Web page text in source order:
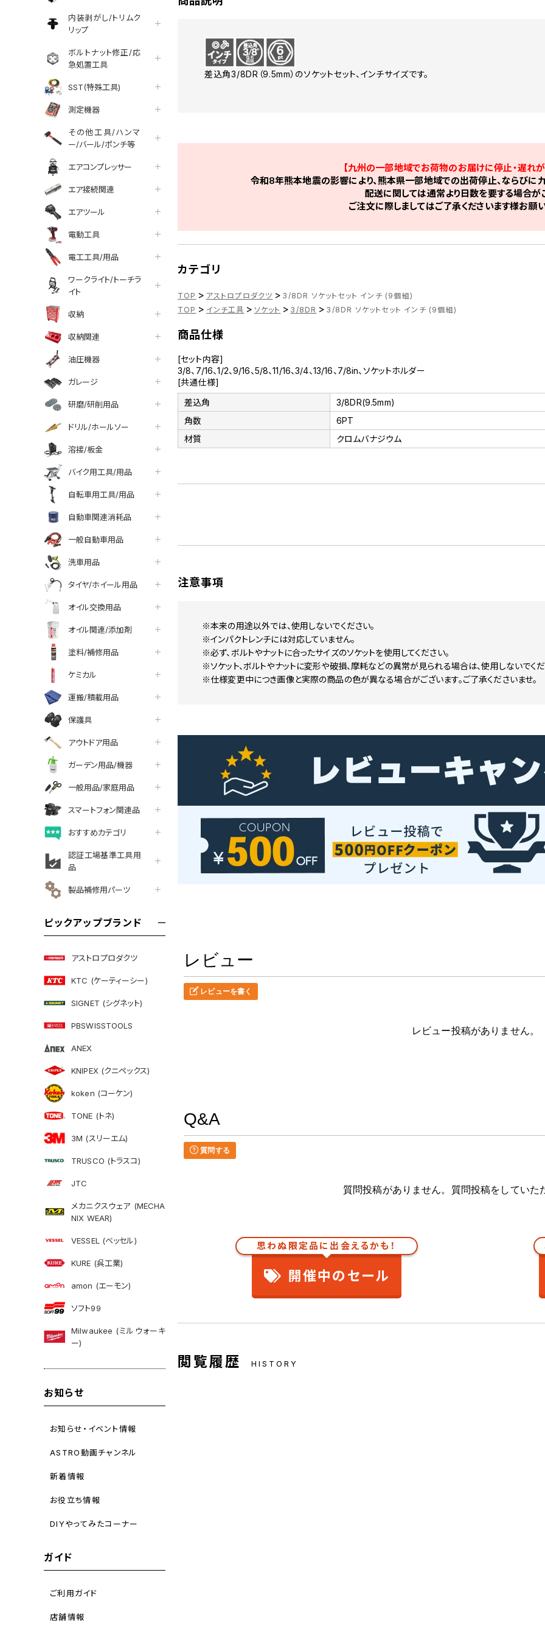
内装剥がし/トリムク
リップ
ボルトナット修正/応
急処置工具
SST(特殊工具)
測定機器
その他工具/ハンマ
ー/バール/ポンチ等
エアコンプレッサー
エア接続関連
エアツール
電動工具
電工工具/用品
ワークライト/トーチラ
イト
収納
収納関連
油圧機器
ガレージ
研磨/研削用品
ドリル/ホールソー
溶接/板金
バイク用工具/用品
自転車用工具/用品
自動車関連消耗品
一般自動車用品
洗車用品
タイヤ/ホイール用品
オイル交換用品
オイル関連/添加剤
塗料/補修用品
ケミカル
運搬/積載用品
保護具
アウトドア用品
ガーデン用品/機器
一般用品/家庭用品
スマートフォン関連品
おすすめカテゴリ
認証工場基準工具用
品
製品補修用パーツ
ピックアップブランド
アストロプロダクツ
KTC (ケーティーシー)
SIGNET (シグネット)
PBSWISSTOOLS
ANEX
KNIPEX (クニペックス)
koken (コーケン)
TONE (トネ)
3M (スリーエム)
TRUSCO (トラスコ)
JTC
メカニクスウェア (MECHA
NIX WEAR)
VESSEL (ベッセル)
KURE (呉工業)
amon (エーモン)
ソフト99
Milwaukee (ミルウォーキ
ー)
お知らせ
お知らせ・イベント情報
ASTRO動画チャンネル
新着情報
お役立ち情報
DIYやってみたコーナー
ガイド
ご利用ガイド
店舗情報
差込角3/8DR（9.5mm）のソケットセット、インチサイズです。
【九州の一部地域でお荷物のお届けに停止・遅れが
令和8年熊本地震の影響により、熊本県一部地域での出荷停止、ならびに
配送に関しては通常より日数を要する場合が
ご注文に際しましてはご了承くださいます様お願
カテゴリ
TOP > アストロプロダクツ > 3/8DR ソケットセット インチ (9個組)
TOP > インチ工具 > ソケット > 3/8DR > 3/8DR ソケットセット インチ (9個組)
商品仕様
[セット内容]
3/8、7/16、1/2、9/16、5/8、11/16、3/4、13/16、7/8in、ソケットホルダー
[共通仕様]
差込角
3/8DR(9.5mm)
角数
6PT
材質
クロムバナジウム
注意事項
※本来の用途以外では、使用しないでください。
※インパクトレンチには対応していません。
※必ず、ボルトやナットに合ったサイズのソケットを使用してください。
※ソケット、ボルトやナットに変形や破損、摩耗などの異常が見られる場合は、使用しないでくだ
※仕様変更中につき画像と実際の商品の色が異なる場合がございます。ご了承くださいませ。
レビュー
レビューを書く
レビュー投稿がありません。
Q&A
質問する
質問投稿がありません。質問投稿をしていた
思わぬ限定品に出会えるかも！
開催中のセール
閲覧履歴 HISTORY